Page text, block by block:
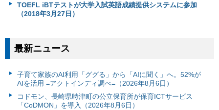
TOEFL iBTテストが大学入試英語成績提供システムに参加
（2018年3月27日）
最新ニュース
子育て家族のAI利用「ググる」から「AIに聞く」へ。52%が
AIを活用 =アクトインディ調べ=（2026年8月6日）
コドモン、長崎県時津町の公立保育所が保育ICTサービス
「CoDMON」を導入（2026年8月6日）